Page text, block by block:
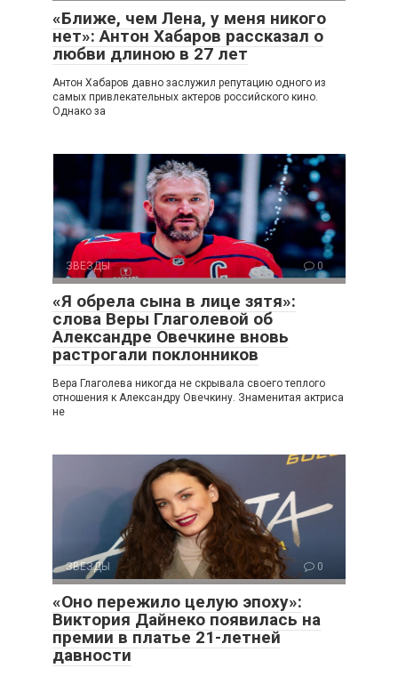
«Ближе, чем Лена, у меня никого
нет»: Антон Хабаров рассказал о
любви длиною в 27 лет
Антон Хабаров давно заслужил репутацию одного из
самых привлекательных актеров российского кино.
Однако за
ЗВЕЗДЫ 0
«Я обрела сына в лице зятя»:
слова Веры Глаголевой об
Александре Овечкине вновь
растрогали поклонников
Вера Глаголева никогда не скрывала своего теплого
отношения к Александру Овечкину. Знаменитая актриса
не
ЗВЕЗДЫ 0
«Оно пережило целую эпоху»:
Виктория Дайнеко появилась на
премии в платье 21-летней
давности